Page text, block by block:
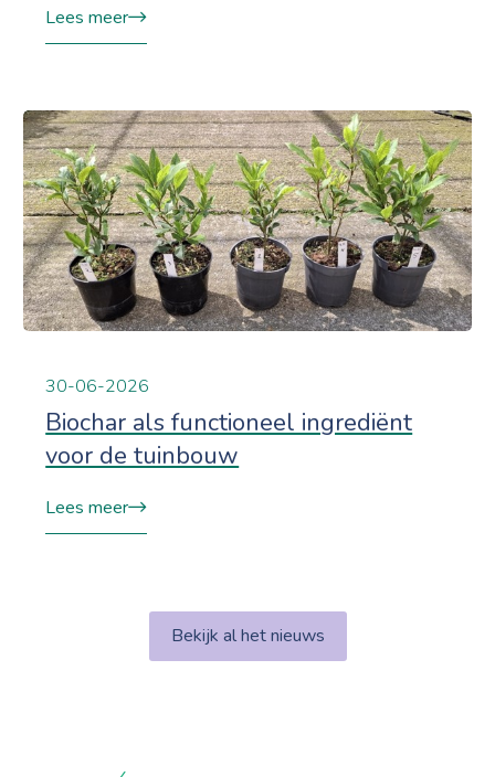
Lees meer
30-06-2026
Biochar als functioneel ingrediënt
voor de tuinbouw
Lees meer
Bekijk al het nieuws